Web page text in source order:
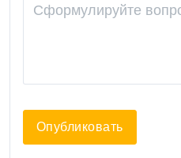
Опубликовать